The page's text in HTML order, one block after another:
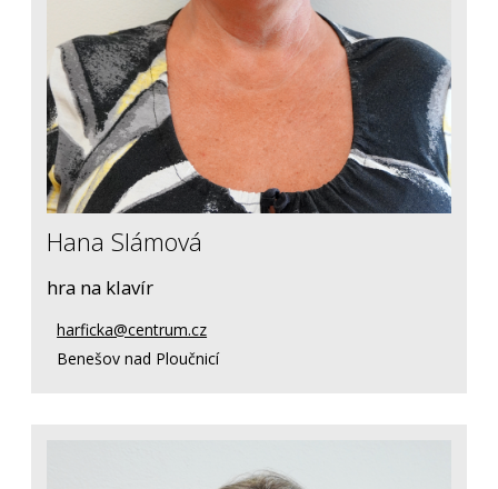
Hana Slámová
hra na klavír
harficka@centrum.cz
Benešov nad Ploučnicí